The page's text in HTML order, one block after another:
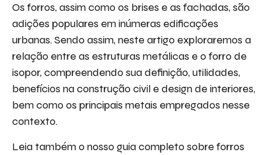
Os forros, assim como os brises e as fachadas, são
adições populares em inúmeras edificações
urbanas. Sendo assim, neste artigo exploraremos a
relação entre as estruturas metálicas e o forro de
isopor, compreendendo sua definição, utilidades,
benefícios na construção civil e design de interiores,
bem como os principais metais empregados nesse
contexto.
Leia também o nosso guia completo sobre forros